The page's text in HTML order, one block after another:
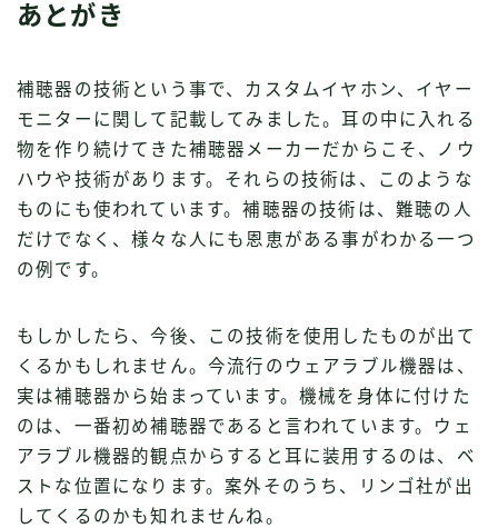
あとがき
補聴器の技術という事で、カスタムイヤホン、イヤー
モニターに関して記載してみました。耳の中に入れる
物を作り続けてきた補聴器メーカーだからこそ、ノウ
ハウや技術があります。それらの技術は、このような
ものにも使われています。補聴器の技術は、難聴の人
だけでなく、様々な人にも恩恵がある事がわかる一つ
の例です。
もしかしたら、今後、この技術を使用したものが出て
くるかもしれません。今流行のウェアラブル機器は、
実は補聴器から始まっています。機械を身体に付けた
のは、一番初め補聴器であると言われています。ウェ
アラブル機器的観点からすると耳に装用するのは、ベ
ストな位置になります。案外そのうち、リンゴ社が出
してくるのかも知れませんね。